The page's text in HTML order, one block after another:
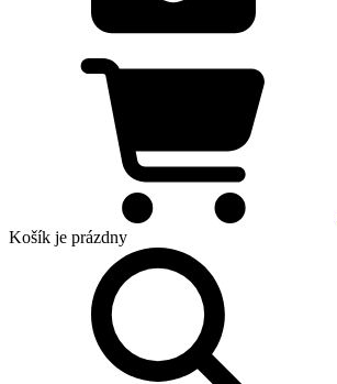
Košík je prázdny